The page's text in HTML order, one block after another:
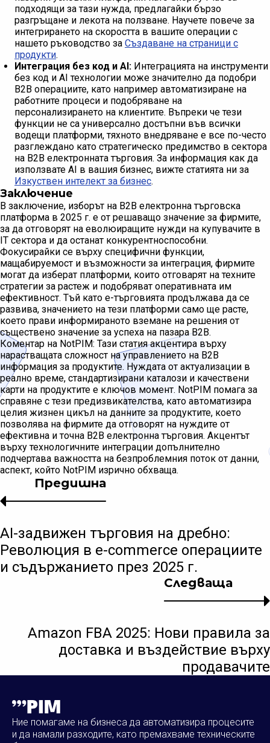
подходящи за тази нужда, предлагайки бързо
разгръщане и лекота на ползване. Научете повече за
интегрирането на скоростта в вашите операции с
нашето ръководство за Създаване на страници с
продукти.
Интеграция без код и AI: Интеграцията на инструменти
без код и AI технологии може значително да подобри
B2B операциите, като например автоматизиране на
работните процеси и подобряване на
персонализирането на клиентите. Въпреки че тези
функции не са универсално достъпни във всички
водещи платформи, тяхното внедряване е все по-често
разглеждано като стратегическо предимство в сектора
на B2B електронната търговия. За информация как да
използвате AI в вашия бизнес, вижте статията ни за
Изкуствен интелект за бизнес.
Заключение
В заключение, изборът на B2B електронна търговска
платформа в 2025 г. е от решаващо значение за фирмите,
за да отговорят на еволюиращите нужди на купувачите в
IT сектора и да останат конкурентноспособни.
Фокусирайки се върху специфични функции,
мащабируемост и възможности за интеграция, фирмите
могат да изберат платформи, които отговарят на техните
стратегии за растеж и подобряват оперативната им
ефективност. Тъй като е-търговията продължава да се
развива, значението на тези платформи само ще расте,
което прави информираното вземане на решения от
съществено значение за успеха на пазара B2B.
Коментар на NotPIM: Тази статия акцентира върху
нарастващата сложност на управлението на B2B
информация за продуктите. Нуждата от актуализации в
реално време, стандартизирани каталози и качествени
карти на продуктите е ключов момент. NotPIM помага за
справяне с тези предизвикателства, като автоматизира
целия жизнен цикъл на данните за продуктите, което
позволява на фирмите да отговорят на нуждите от
ефективна и точна B2B електронна търговия. Акцентът
върху технологичните интеграции допълнително
подчертава важността на безпроблемния поток от данни,
аспект, който NotPIM изрично обхваща.
Следваща
Amazon FBA 2025: Нови правила за
доставка и въздействие върху
продавачите
Предишна
AI-задвижен търговия на дребно:
Революция в e-commerce операциите
и съдържанието през 2025 г.
Ние помагаме на бизнеса да автоматизира процесите
и да намали разходите, като премахваме техническите